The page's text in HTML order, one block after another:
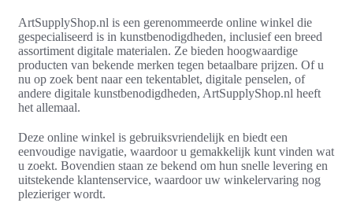
ArtSupplyShop.nl is een gerenommeerde online winkel die
gespecialiseerd is in kunstbenodigdheden, inclusief een breed
assortiment digitale materialen. Ze bieden hoogwaardige
producten van bekende merken tegen betaalbare prijzen. Of u
nu op zoek bent naar een tekentablet, digitale penselen, of
andere digitale kunstbenodigdheden, ArtSupplyShop.nl heeft
het allemaal.
Deze online winkel is gebruiksvriendelijk en biedt een
eenvoudige navigatie, waardoor u gemakkelijk kunt vinden wat
u zoekt. Bovendien staan ze bekend om hun snelle levering en
uitstekende klantenservice, waardoor uw winkelervaring nog
plezieriger wordt.